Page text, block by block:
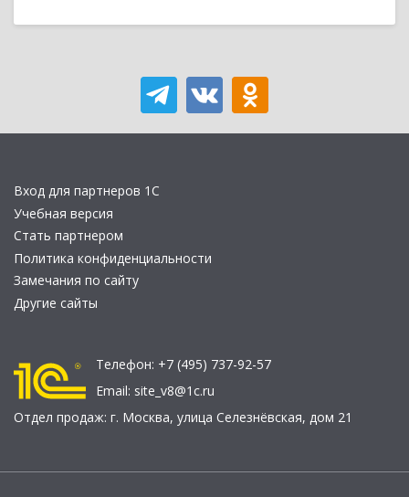
Вход для партнеров 1С
Учебная версия
Стать партнером
Политика конфиденциальности
Замечания по сайту
Другие сайты
Телефон: +7 (495) 737-92-57
Email: site_v8@1c.ru
Отдел продаж: г. Москва, улица Селезнёвская, дом 21